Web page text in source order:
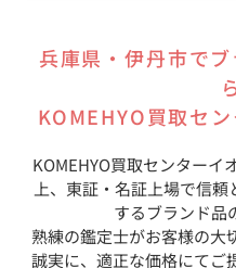
兵庫県 ・伊丹市で
KOMEHYO買取セ
KOMEHYO買取センターイ
上、東証・名証上場で信
するブランド品
熟練の鑑定士がお客様の大
誠実に、適正な価格にてご